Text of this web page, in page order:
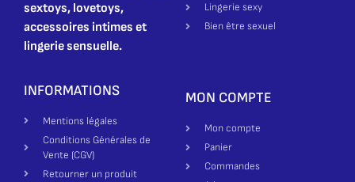
sextoys, lovetoys,
accessoires intimes et
lingerie sensuelle.
Lingerie sexy
Bien être sexuel
INFORMATIONS
Mentions légales
Conditions Générales de
Vente (CGV)
Retourner un produit
MON COMPTE
Mon compte
Panier
Commandes